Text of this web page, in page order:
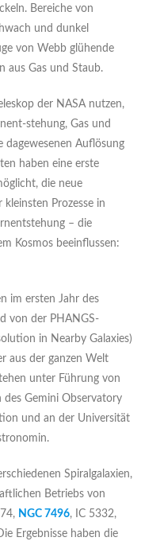
Bereiche von
und dunkel
von Webb glühende
aus Gas und Staub.
der NASA nutzen,
stehung, Gas und
dagewesenen Auflösung
haben eine erste
die neue
Prozesse in
– die
Kosmos beeinflussen:
im ersten Jahr des
von der PHANGS-
in Nearby Galaxies)
aus der ganzen Welt
unter Führung von
des Gemini Observatory
und an der Universität
Spiralgalaxien,
Betriebs von
NGC 7496, IC 5332,
Ergebnisse haben die